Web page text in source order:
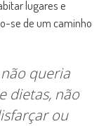
lugares e
se de um caminho
queria
dietas, não
ou